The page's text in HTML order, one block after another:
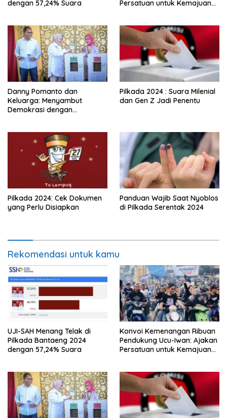
dengan 57,24% Suara
Persatuan untuk Kemajuan
Danny Pomanto dan
Keluarga: Menyambut
Demokrasi dengan
Pilkada 2024 : Suara Milenial
dan Gen Z Jadi Penentu
Pilkada 2024: Cek Dokumen
yang Perlu Disiapkan
Panduan Wajib Saat Nyoblos
di Pilkada Serentak 2024
Rekomendasi untuk kamu
UJI-SAH Menang Telak di
Pilkada Bantaeng 2024
dengan 57,24% Suara
Konvoi Kemenangan Ribuan
Pendukung Ucu-Iwan: Ajakan
Persatuan untuk Kemajuan